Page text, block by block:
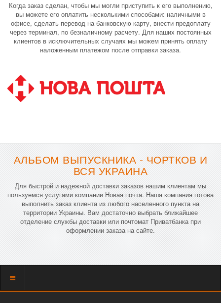
Когда заказ сделан, чтобы мы могли приступить к его выполнению,
вы можете его оплатить несколькими способами: наличными в
офисе, сделать перевод на банковскую карту, внести предоплату
через терминал, по безналичному расчету. Для наших постоянных
клиентов в исключительных случаях мы можем принять оплату
наложенным платежом после отправки заказа.
АЛЬБОМ ВЫПУСКНИКА - ЧОРТКОВ И
ВСЯ УКРАИНА
Для быстрой и надежной доставки заказов нашим клиентам мы
пользуемся услугами компании Новая почта. Наша компания готова
выполнить заказ клиента из любого населенного пункта на
территории Украины. Вам достаточно выбрать ближайшее
отделение службы доставки или почтомат Приватбанка при
оформлении заказа на сайте.
Показать